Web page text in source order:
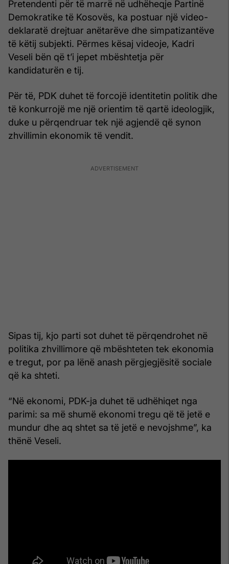
Pretendenti për të marrë në udhëheqje Partinë
Demokratike të Kosovës, ka postuar një video-
deklaratë drejtuar anëtarëve dhe simpatizantëve
të këtij subjekti. Përmes kësaj videoje, Kadri
Veseli bën që t’i jepet mbështetja për
kandidaturën e tij.
Për të, PDK duhet të forcojë identitetin politik dhe
të konkurrojë me një orientim të qartë ideologjik,
duke u përqendruar tek një agjendë që synon
zhvillimin ekonomik të vendit.
Sipas tij, kjo parti sot duhet të përqendrohet në
politika zhvillimore që mbështeten tek ekonomia
e tregut, por pa lënë anash përgjegjësitë sociale
që ka shteti.
“Në ekonomi, PDK-ja duhet të udhëhiqet nga
parimi: sa më shumë ekonomi tregu që të jetë e
mundur dhe aq shtet sa të jetë e nevojshme”, ka
thënë Veseli.